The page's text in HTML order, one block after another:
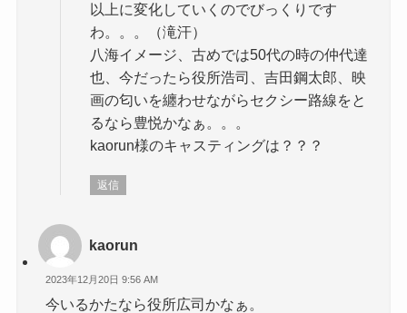
以上に変化していくのでびっくりです
わ。。。（滝汗）
八海イメージ、古めでは50代の時の仲代達
也、今だったら役所浩司、吉田鋼太郎、映
画の匂いを纏わせながらセクシー路線をと
るなら豊悦かなぁ。。。
kaorun様のキャスティングは？？？
返信
kaorun
2023年12月20日 9:56 AM
今いるかたなら役所広司かなぁ。